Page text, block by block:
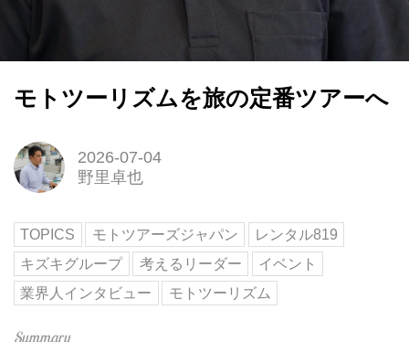
モトツーリズムを旅の定番ツアーへ
2026-07-04
野里卓也
TOPICS モトツアーズジャパン
レンタル819
キズキグループ
考えるリーダー
イベント
業界人インタビュー
モトツーリズム